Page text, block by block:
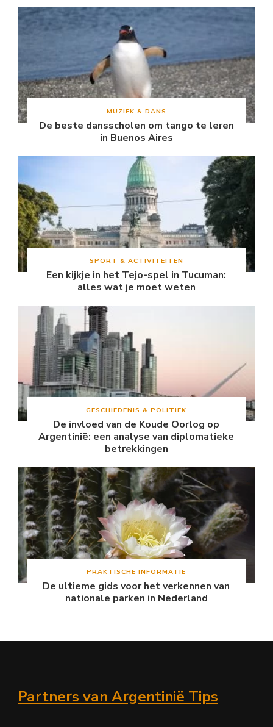
MUZIEK & DANS
De beste dansscholen om tango te leren
in Buenos Aires
SPORT & ACTIVITEITEN
Een kijkje in het Tejo-spel in Tucuman:
alles wat je moet weten
GESCHIEDENIS & POLITIEK
De invloed van de Koude Oorlog op
Argentinië: een analyse van diplomatieke
betrekkingen
PRAKTISCHE INFORMATIE
De ultieme gids voor het verkennen van
nationale parken in Nederland
Partners van Argentinië Tips